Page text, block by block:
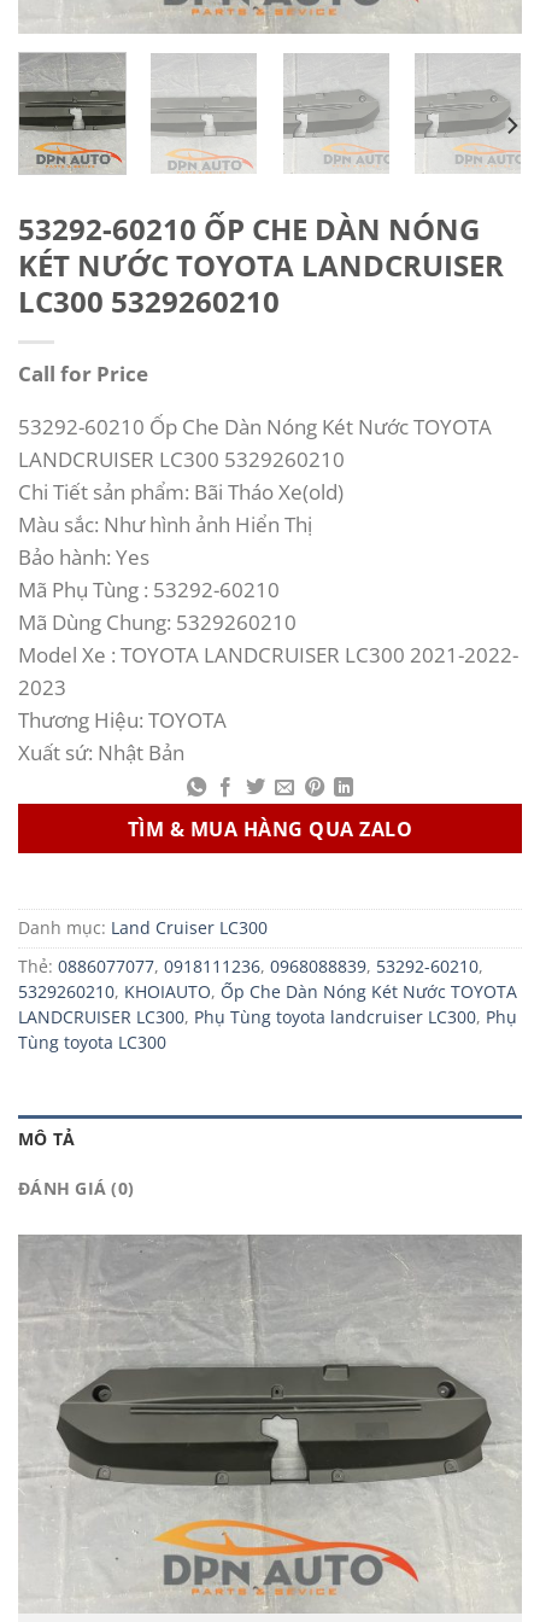
53292-60210 ỐP CHE DÀN NÓNG
KÉT NƯỚC TOYOTA LANDCRUISER
LC300 5329260210
Call for Price
53292-60210 Ốp Che Dàn Nóng Két Nước TOYOTA
LANDCRUISER LC300 5329260210
Chi Tiết sản phẩm: Bãi Tháo Xe(old)
Màu sắc: Như hình ảnh Hiển Thị
Bảo hành: Yes
Mã Phụ Tùng : 53292-60210
Mã Dùng Chung: 5329260210
Model Xe : TOYOTA LANDCRUISER LC300 2021-2022-
2023
Thương Hiệu: TOYOTA
Xuất sứ: Nhật Bản
TÌM & MUA HÀNG QUA ZALO
Danh mục: Land Cruiser LC300
Thẻ: 0886077077, 0918111236, 0968088839, 53292-60210,
5329260210, KHOIAUTO, Ốp Che Dàn Nóng Két Nước TOYOTA
LANDCRUISER LC300, Phụ Tùng toyota landcruiser LC300, Phụ
Tùng toyota LC300
MÔ TẢ
ĐÁNH GIÁ (0)